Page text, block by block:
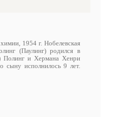
1954 г. Нобелевская
(Паулинг) родился в
Полинг и Хермана Хенри
сыну исполнилось 9 лет.